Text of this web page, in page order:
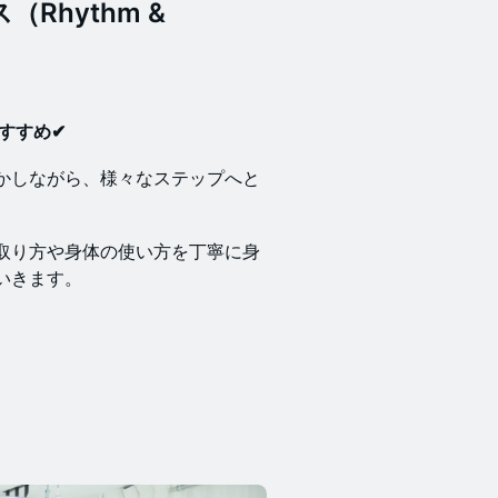
（Rhythm &
すめ✔
ながら、様々なステップへと
り方や身体の使い方を丁寧に身
ます。